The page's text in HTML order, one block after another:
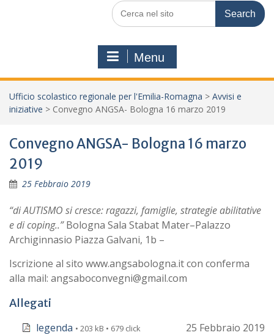
Search
for:
Menu
Ufficio scolastico regionale per l'Emilia-Romagna > Avvisi e
iniziative > Convegno ANGSA- Bologna 16 marzo 2019
Convegno ANGSA- Bologna 16 marzo
2019
25 Febbraio 2019
“di AUTISMO si cresce: ragazzi, famiglie, strategie abilitative
e di coping..”Bologna Sala Stabat Mater–Palazzo
Archiginnasio Piazza Galvani, 1b –
Iscrizione al sito www.angsabologna.it con conferma
alla mail: angsaboconvegni@gmail.com
Allegati
legenda • 203 kB • 679 click
25 Febbraio 2019